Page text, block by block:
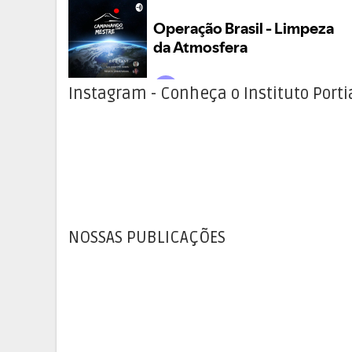
Instagram - Conheça o Instituto
NOSSAS PUBLICAÇÕES